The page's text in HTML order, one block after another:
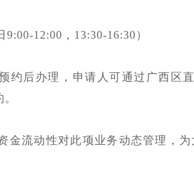
9:00-12:00，13:30-16:30）
约后办理，申请人可通过广西区
金流动性对此项业务动态管理，